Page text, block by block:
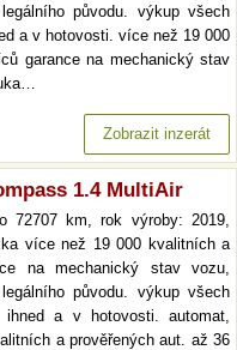
původu. výkup všech
a v hotovosti. více než 19 000
garance na mechanický stav
Zobrazit inzerát
1.4 MultiAir
72707 km, rok výroby: 2019,
více než 19 000 kvalitních a
na mechanický stav vozu,
původu. výkup všech
a v hotovosti. automat,
a prověřených aut. až 36